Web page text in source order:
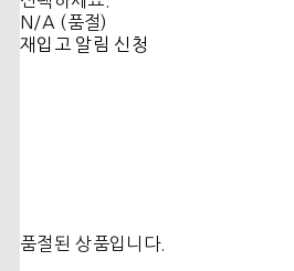
N/A (품절)
재입고 알림 신청
품절된 상품입니다.